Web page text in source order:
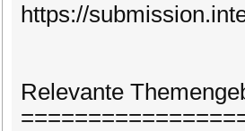
https://
Relevante